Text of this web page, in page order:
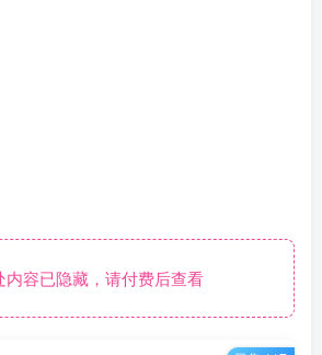
容已隐藏，请付费后查看